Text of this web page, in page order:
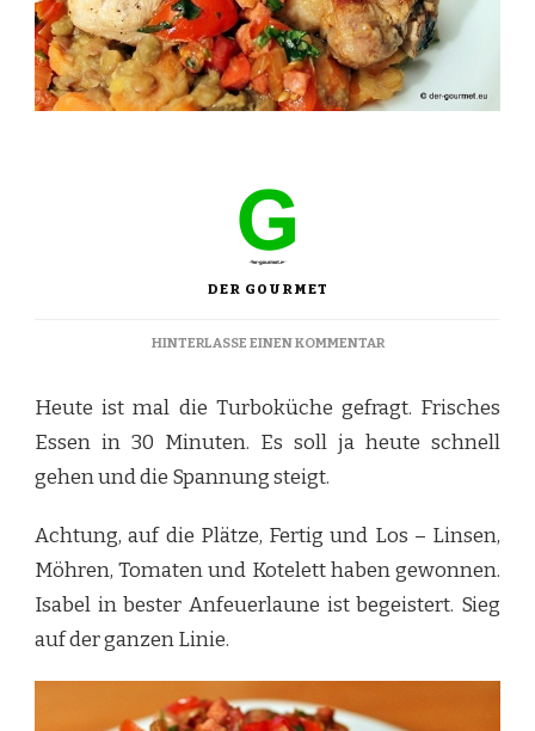
DER GOURMET
HINTERLASSE EINEN KOMMENTARZU
LINSEN
GEMÜSE
SCHINKEN
Heute ist mal die Turboküche gefragt. Frisches
Essen in 30 Minuten. Es soll ja heute schnell
gehen und die Spannung steigt.
Achtung, auf die Plätze, Fertig und Los – Linsen,
Möhren, Tomaten und Kotelett haben gewonnen.
Isabel in bester Anfeuerlaune ist begeistert. Sieg
auf der ganzen Linie.